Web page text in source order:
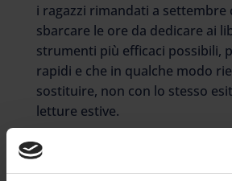
i ragazzi rimandati a settembre
sbarcare le ore da dedicare ai
strumenti più efficaci possibili,
rapidi e che in qualche modo
sostituire, non con lo stesso
letture estive.
E se un tempo c’era il
oggi il suo posto lo hanno
con la ricerca di aiuti